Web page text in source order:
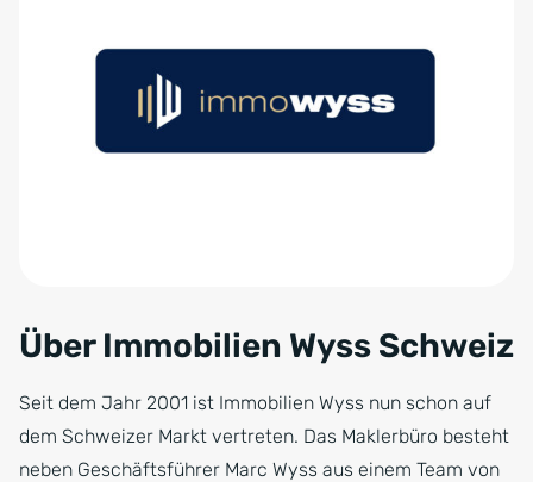
Über Immobilien Wyss Schweiz
Seit dem Jahr 2001 ist Immobilien Wyss nun schon auf
dem Schweizer Markt vertreten. Das Maklerbüro besteht
neben Geschäftsführer Marc Wyss aus einem Team von